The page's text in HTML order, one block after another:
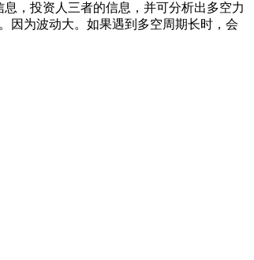
，投资人三者的信息，并可分析出多空力
因为波动大。如果遇到多空周期长时，会